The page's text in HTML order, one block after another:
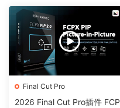
Final Cut Pro
2026 Final Cut Pro插件 FCP